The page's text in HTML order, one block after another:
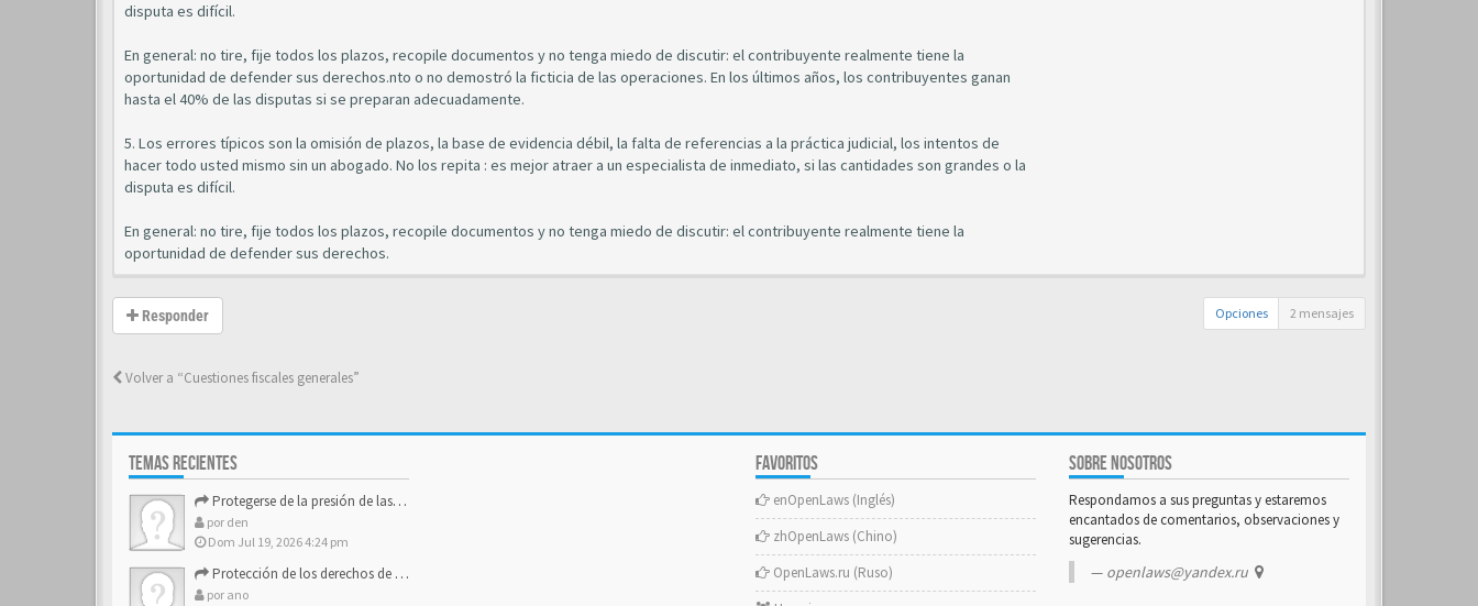
disputa es difícil.
En general: no tire, fije todos los plazos, recopile documentos y no tenga miedo de discutir: el contribuyente realmente tiene la
oportunidad de defender sus derechos.nto o no demostró la ficticia de las operaciones. En los últimos años, los contribuyentes ganan
hasta el 40% de las disputas si se preparan adecuadamente.
5. Los errores típicos son la omisión de plazos, la base de evidencia débil, la falta de referencias a la práctica judicial, los intentos de
hacer todo usted mismo sin un abogado. No los repita : es mejor atraer a un especialista de inmediato, si las cantidades son grandes o la
disputa es difícil.
En general: no tire, fije todos los plazos, recopile documentos y no tenga miedo de discutir: el contribuyente realmente tiene la
oportunidad de defender sus derechos.
Responder Opciones 2 mensajes
Volver a “Cuestiones fiscales generales”
TEMAS RECIENTES
Protegerse de la presión de las estructuras de control
por den
Dom Jul 19, 2026 4:24 pm
Protección de los derechos de autor y los activos de marca
por ano
FAVORITOS
enOpenLaws (Inglés)
zhOpenLaws (Chino)
OpenLaws.ru (Ruso)
SOBRE NOSOTROS
Respondamos a sus preguntas y estaremos
encantados de comentarios, observaciones y
sugerencias.
openlaws@yandex.ru